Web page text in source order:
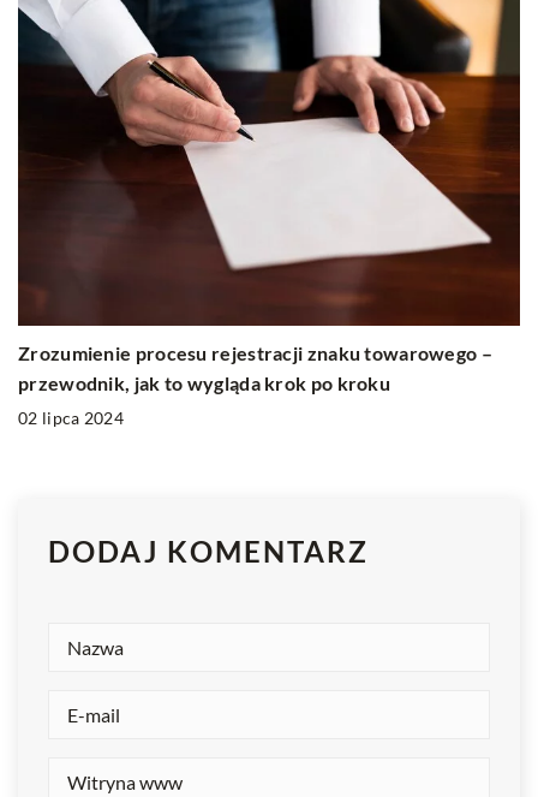
Zrozumienie procesu rejestracji znaku towarowego –
przewodnik, jak to wygląda krok po kroku
02 lipca 2024
DODAJ KOMENTARZ